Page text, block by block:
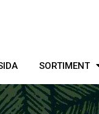
SORTIMENT